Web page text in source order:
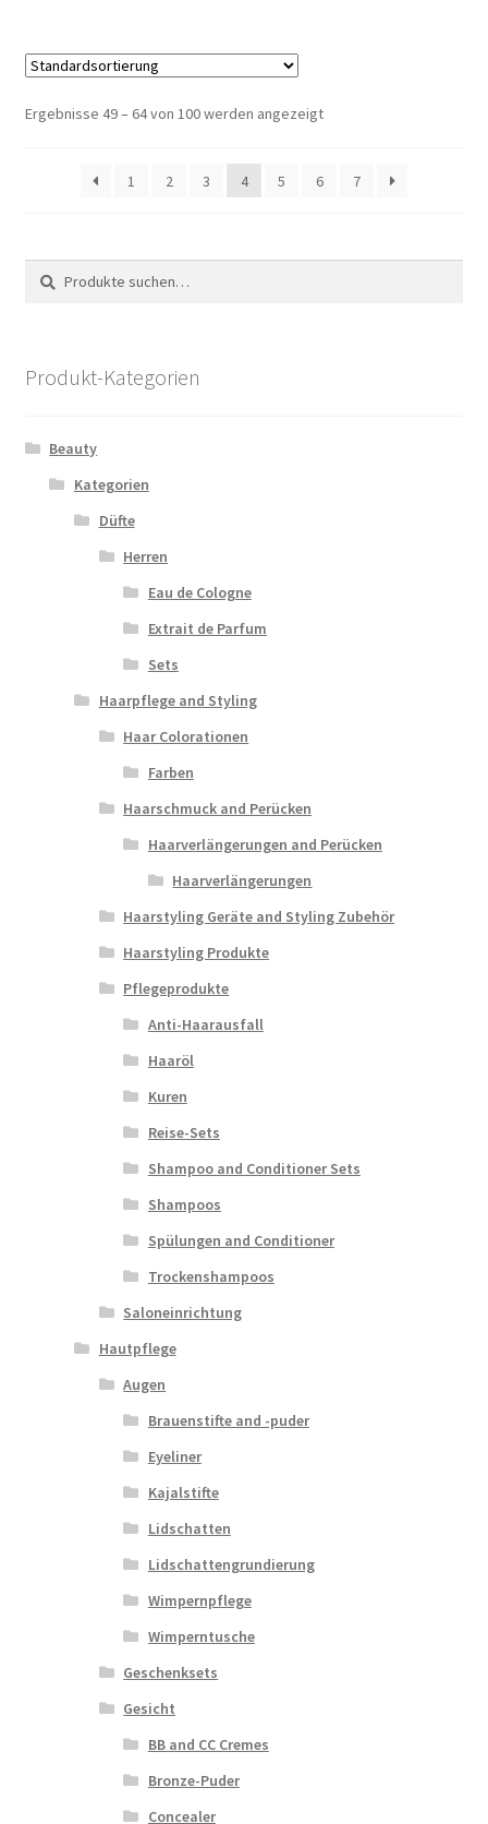
Ergebnisse 49 – 64 von 100 werden angezeigt
1 2 3 4 5 6 7
Suche
nach:
Suche
Produkt-Kategorien
Beauty
Kategorien
Düfte
Herren
Eau de Cologne
Extrait de Parfum
Sets
Haarpflege and Styling
Haar Colorationen
Farben
Haarschmuck and Perücken
Haarverlängerungen and Perücken
Haarverlängerungen
Haarstyling Geräte and Styling Zubehör
Haarstyling Produkte
Pflegeprodukte
Anti-Haarausfall
Haaröl
Kuren
Reise-Sets
Shampoo and Conditioner Sets
Shampoos
Spülungen and Conditioner
Trockenshampoos
Saloneinrichtung
Hautpflege
Augen
Brauenstifte and -puder
Eyeliner
Kajalstifte
Lidschatten
Lidschattengrundierung
Wimpernpflege
Wimperntusche
Geschenksets
Gesicht
BB and CC Cremes
Bronze-Puder
Concealer